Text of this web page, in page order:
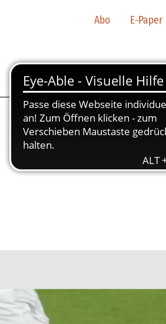
Abo E-Paper